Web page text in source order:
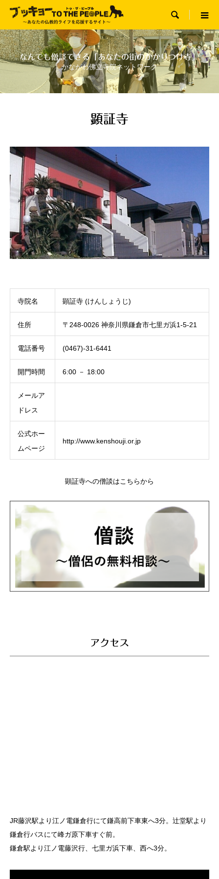

なんでも僧談できる「あなたの街のかかりつけ寺」
かながわ佛立寺院ネットワーク
顕証寺
寺院名 顕証寺 (けんしょうじ)
住所 〒248-0026 神奈川県鎌倉市七里ガ浜1-5-21
電話番号 (0467)-31-6441
開門時間 6:00 － 18:00
メールア
ドレス
公式ホー
ムページ
http://www.kenshouji.or.jp
顕証寺への僧談はこちらから
アクセス
JR藤沢駅より江ノ電鎌倉行にて鎌高前下車東へ3分。辻堂駅より
鎌倉行バスにて峰ガ原下車すぐ前。
鎌倉駅より江ノ電藤沢行、七里ガ浜下車、西へ3分。